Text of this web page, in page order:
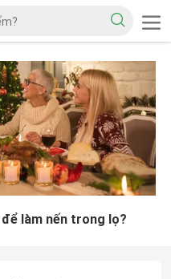
làm nến trong lọ?